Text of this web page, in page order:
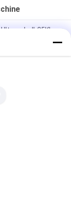
35Khz
des stellen-